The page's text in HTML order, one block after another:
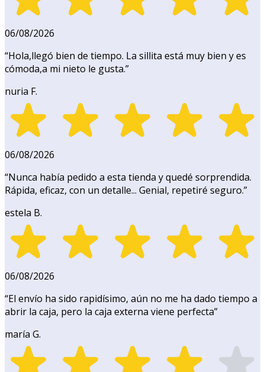
06/08/2026
“Hola,llegó bien de tiempo. La sillita está muy bien y es
cómoda,a mi nieto le gusta.”
nuria F.
06/08/2026
“Nunca había pedido a esta tienda y quedé sorprendida.
Rápida, eficaz, con un detalle... Genial, repetiré seguro.”
estela B.
06/08/2026
“El envío ha sido rapidísimo, aún no me ha dado tiempo a
abrir la caja, pero la caja externa viene perfecta”
maría G.